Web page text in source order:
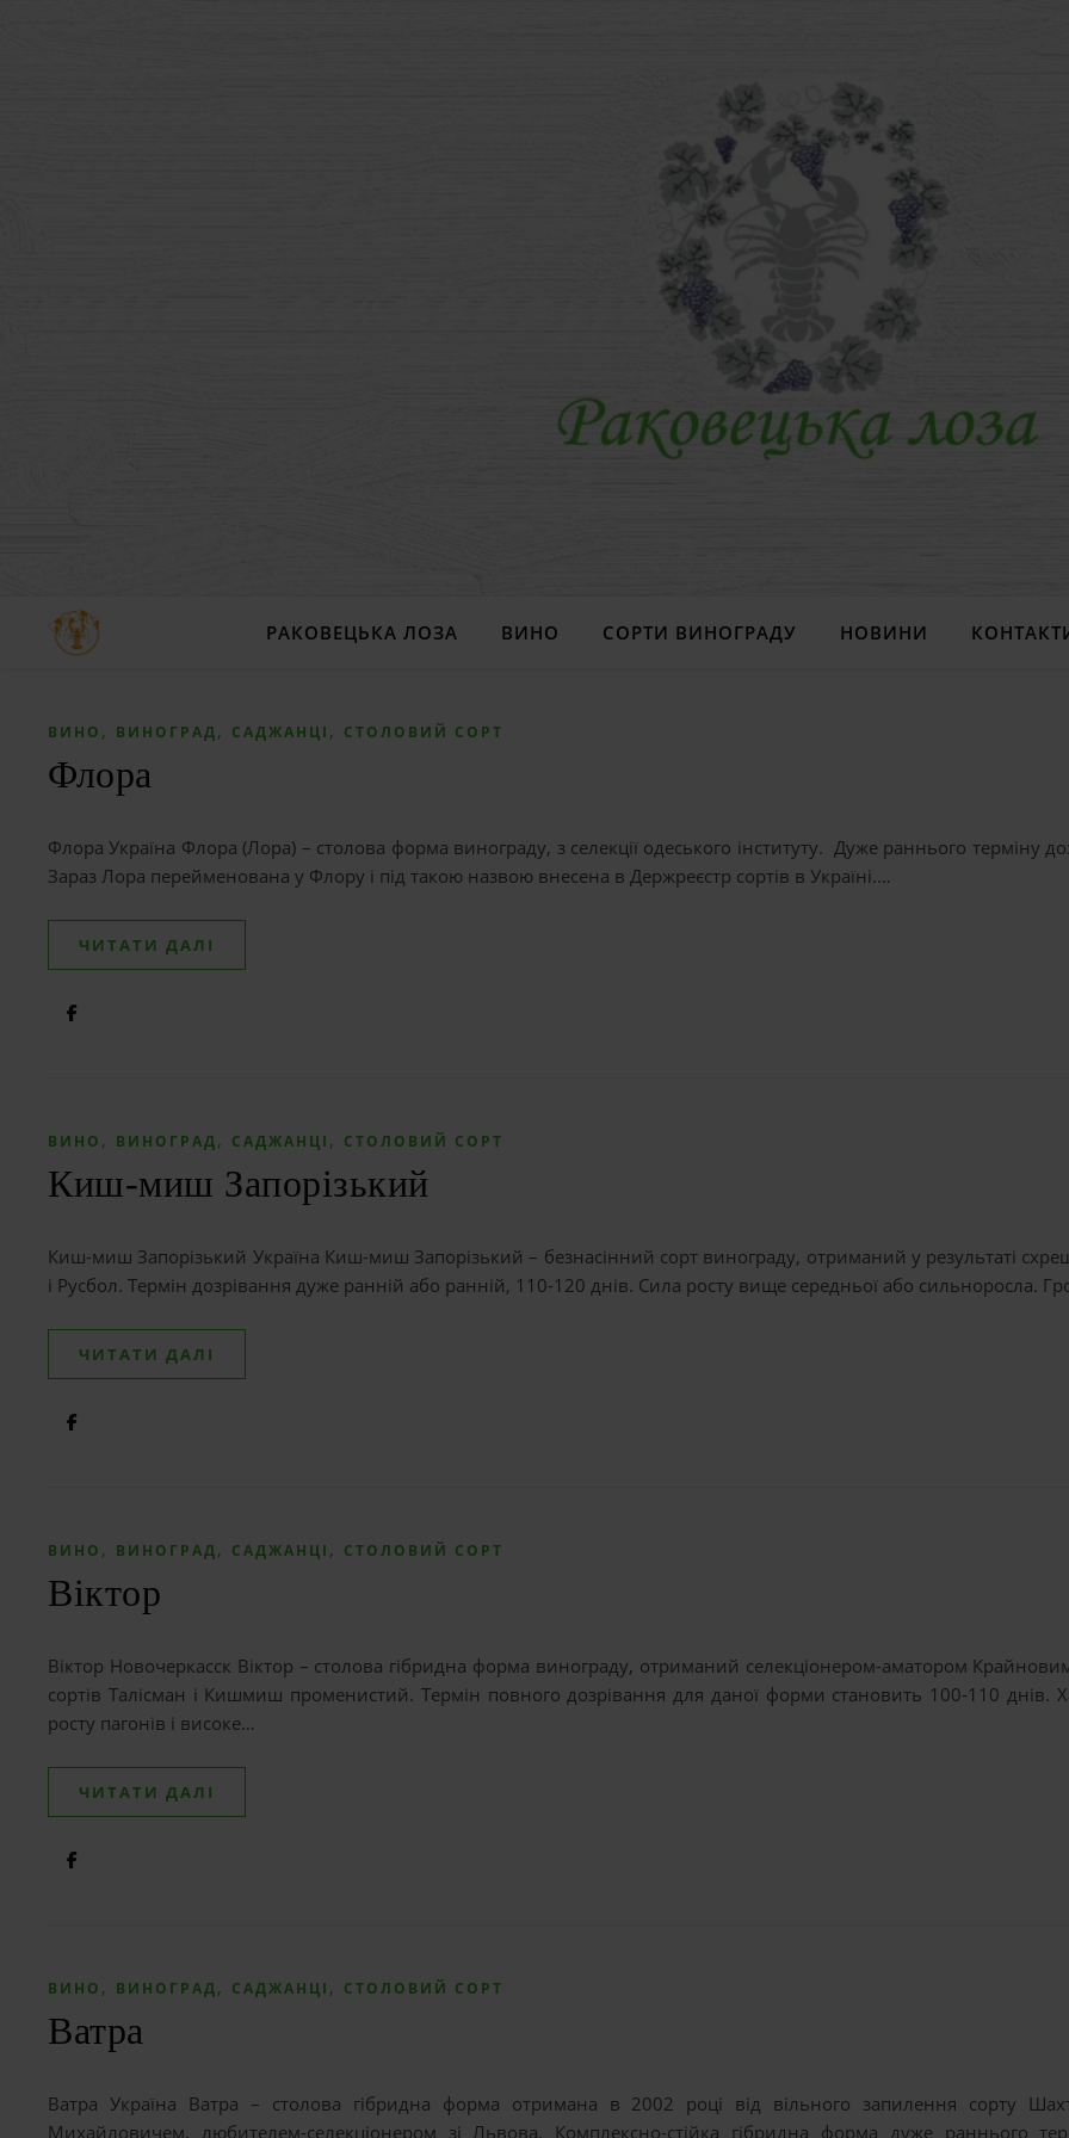
РАКОВЕЦЬКА ЛОЗА ВИНО СОРТИ ВИНОГРАДУ НОВИНИ
ВИНО , ВИНОГРАД, САДЖАНЦІ , СТОЛОВИЙ СОРТ
Флора
Флора Україна Флора (Лора) – столова форма винограду, з селекції одеського інституту. Дуже раннього терміну
Зараз Лора перейменована у Флору і під такою назвою внесена в Держреєстр сортів в Україні.…
ЧИТАТИ ДАЛІ
ВИНО , ВИНОГРАД, САДЖАНЦІ , СТОЛОВИЙ СОРТ
Киш-миш Запорізький
Киш-миш Запорізький Україна Киш-миш Запорізький – безнасінний сорт винограду, отриманий у результаті
і Русбол. Термін дозрівання дуже ранній або ранній, 110-120 днів. Сила росту вище середньої або сильноросла.
ЧИТАТИ ДАЛІ
ВИНО , ВИНОГРАД, САДЖАНЦІ , СТОЛОВИЙ СОРТ
Віктор
Віктор Новочеркасск Віктор – столова гібридна форма винограду, отриманий селекціонером-аматором
сортів Талісман і Кишмиш променистий. Термін повного дозрівання для даної форми становить 100-110 днів.
росту пагонів і високе…
ЧИТАТИ ДАЛІ
ВИНО , ВИНОГРАД, САДЖАНЦІ , СТОЛОВИЙ СОРТ
Ватра
Ватра Україна Ватра – столова гібридна форма отримана в 2002 році від вільного запилення сорту
Михайловичем, любителем-селекціонером зі Львова. Комплексно-стійка гібридна форма дуже раннього